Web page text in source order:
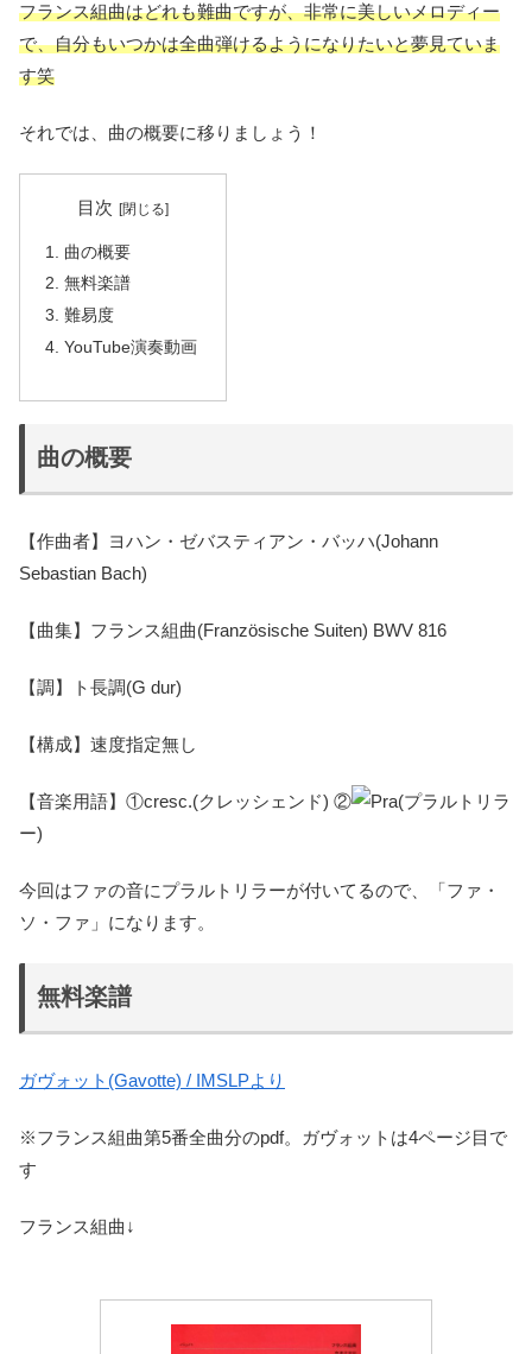
フランス組曲はどれも難曲ですが、非常に美しいメロディー
で、自分もいつかは全曲弾けるようになりたいと夢見ていま
す笑
それでは、曲の概要に移りましょう！
目次
曲の概要
無料楽譜
難易度
YouTube演奏動画
曲の概要
【作曲者】 ヨハン・ゼバスティアン・ バッハ(Johann
Sebastian Bach)
【曲集】フランス組曲(Französische Suiten) BWV 816
【調】ト長調(G dur)
【構成】速度指定無し
【音楽用語】①cresc.(クレッシェンド) ②
(プラルトリラ
ー)
今回はファの音にプラルトリラーが付いてるので、「ファ・
ソ・ファ」になります。
無料楽譜
ガヴォット(Gavotte) / IMSLPより
※フランス組曲第5番全曲分のpdf。ガヴォットは4ページ目で
す
フランス組曲↓